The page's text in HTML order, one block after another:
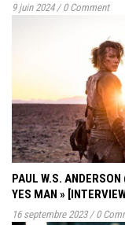
9 juin 2024 / 0 Comment
PAUL W.S.
YES MAN »
16 septembre 2023 / 0